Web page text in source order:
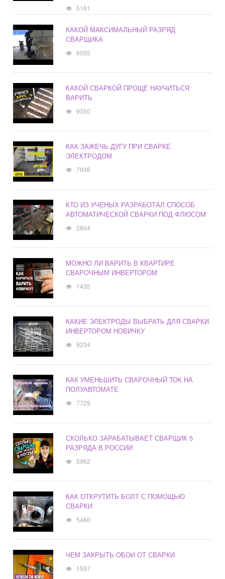
5161
КАКОЙ МАКСИМАЛЬНЫЙ РАЗРЯД
СВАРЩИКА
6055
КАКОЙ СВАРКОЙ ПРОЩЕ НАУЧИТЬСЯ
ВАРИТЬ
9350
КАК ЗАЖЕЧЬ ДУГУ ПРИ СВАРКЕ
ЭЛЕКТРОДОМ
7936
КТО ИЗ УЧЕНЫХ РАЗРАБОТАЛ СПОСОБ
АВТОМАТИЧЕСКОЙ СВАРКИ ПОД ФЛЮСОМ
2804
МОЖНО ЛИ ВАРИТЬ В КВАРТИРЕ
СВАРОЧНЫМ ИНВЕРТОРОМ
1435
КАКИЕ ЭЛЕКТРОДЫ ВЫБРАТЬ ДЛЯ СВАРКИ
ИНВЕРТОРОМ НОВИЧКУ
9234
КАК УМЕНЬШИТЬ СВАРОЧНЫЙ ТОК НА
ПОЛУАВТОМАТЕ
7729
СКОЛЬКО ЗАРАБАТЫВАЕТ СВАРЩИК 5
РАЗРЯДА В РОССИИ
5962
КАК ОТКРУТИТЬ БОЛТ С ПОМОЩЬЮ
СВАРКИ
5480
ЧЕМ ЗАКРЫТЬ ОБОИ ОТ СВАРКИ
1597